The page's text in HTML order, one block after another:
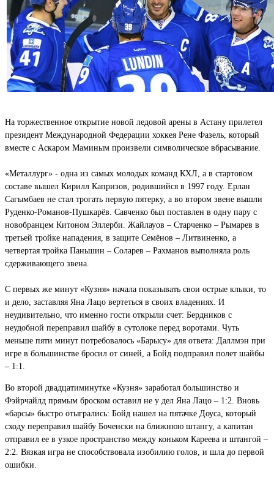
На торжественное открытие новой ледовой арены в Астану прилетел
президент Международной Федерации хоккея Рене Фазель, который
вместе с Аскаром Маминым произвели символическое вбрасывание.
«Металлург» - одна из самых молодых команд КХЛ, а в стартовом
составе вышел Кирилл Капризов, родившийся в 1997 году. Ерлан
Сагымбаев не стал трогать первую пятерку, а во втором звене вышли
Руденко-Романов-Пушкарёв. Савченко был поставлен в одну пару с
новобранцем Китоном Эллерби. Жайлауов – Старченко – Рымарев в
третьей тройке нападения, в защите Семёнов – Литвиненко, а
четвертая тройка Паньшин – Соларев – Рахманов выполняла роль
сдерживающего звена.
С первых же минут «Кузня» начала показывать свои острые клыки, то
и дело, заставляя Яна Лацо вертеться в своих владениях. И
неудивительно, что именно гости открыли счет: Бердников с
неудобной переправил шайбу в сутолоке перед воротами. Чуть
меньше пяти минут потребовалось «Барысу» для ответа: Даллмэн при
игре в большинстве бросил от синей, а Бойд подправил полет шайбы
– 1:1.
Во второй двадцатиминутке «Кузня» заработал большинство и
Фэйрчайлд прямым броском оставил не у дел Яна Лацо – 1:2. Вновь
«барсы» быстро отыгрались: Бойд нашел на пятачке Доуса, который
сходу переправил шайбу Боченски на ближнюю штангу, а капитан
отправил ее в узкое пространство между коньком Кареева и штангой –
2:2. Вязкая игра не способствовала изобилию голов, и шла до первой
ошибки.